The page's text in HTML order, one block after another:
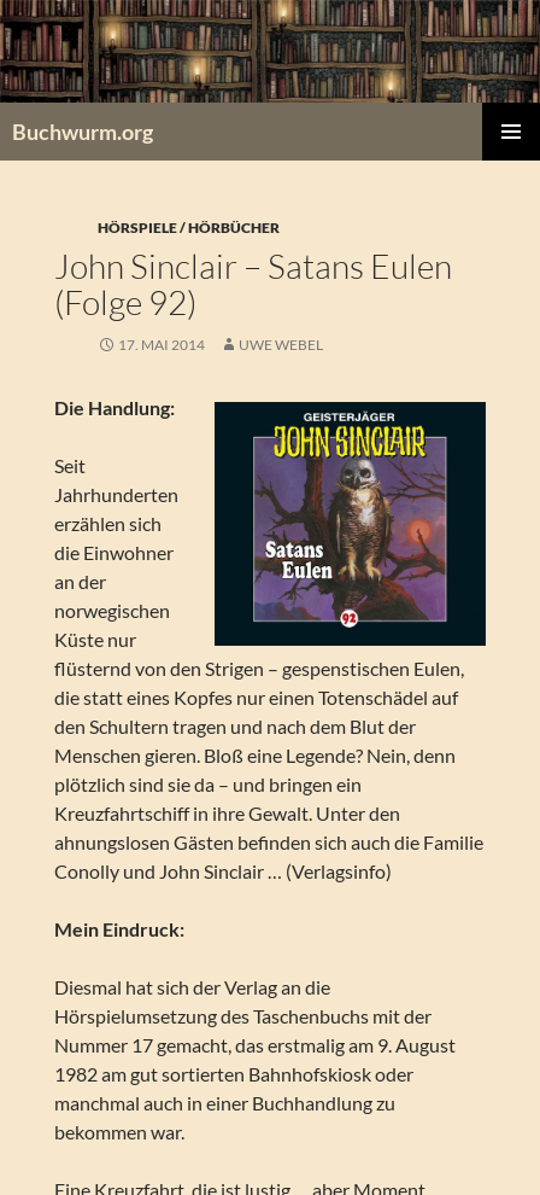
Zum
Inhalt
springen
Buchwurm.org
HÖRSPIELE / HÖRBÜCHER
John Sinclair – Satans Eulen
(Folge 92)
17. MAI 2014 UWE WEBEL
Die Handlung:
Seit
Jahrhunderten
erzählen sich
die Einwohner
an der
norwegischen
Küste nur
flüsternd von den Strigen – gespenstischen Eulen,
die statt eines Kopfes nur einen Totenschädel auf
den Schultern tragen und nach dem Blut der
Menschen gieren. Bloß eine Legende? Nein, denn
plötzlich sind sie da – und bringen ein
Kreuzfahrtschiff in ihre Gewalt. Unter den
ahnungslosen Gästen befinden sich auch die Familie
Conolly und John Sinclair … (Verlagsinfo)
Mein Eindruck:
Diesmal hat sich der Verlag an die
Hörspielumsetzung des Taschenbuchs mit der
Nummer 17 gemacht, das erstmalig am 9. August
1982 am gut sortierten Bahnhofskiosk oder
manchmal auch in einer Buchhandlung zu
bekommen war.
Eine Kreuzfahrt, die ist lustig … aber Moment …